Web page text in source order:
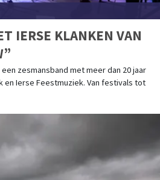
IERSE KLANKEN VAN
een zesmansband met meer dan 20 jaar
en Ierse Feestmuziek. Van festivals tot